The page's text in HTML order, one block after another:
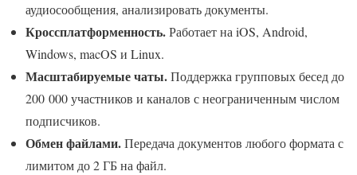
аудиосообщения, анализировать документы.
Кроссплатформенность.Работает на iOS, Android,
Windows, macOS и Linux.
Масштабируемые чаты.Поддержка групповых бесед до
200 000 участников и каналов с неограниченным числом
подписчиков.
Обмен файлами.Передача документов любого формата с
лимитом до 2 ГБ на файл.